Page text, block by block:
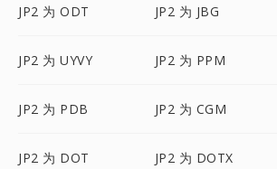
JP2 为 ODT JP2 为 JBG
JP2 为 UYVY JP2 为 PPM
JP2 为 PDB JP2 为 CGM
JP2 为 DOT JP2 为 DOTX